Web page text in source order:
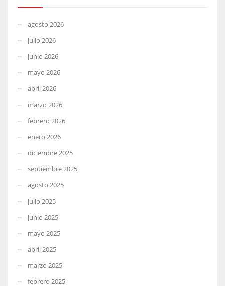
agosto 2026
julio 2026
junio 2026
mayo 2026
abril 2026
marzo 2026
febrero 2026
enero 2026
diciembre 2025
septiembre 2025
agosto 2025
julio 2025
junio 2025
mayo 2025
abril 2025
marzo 2025
febrero 2025